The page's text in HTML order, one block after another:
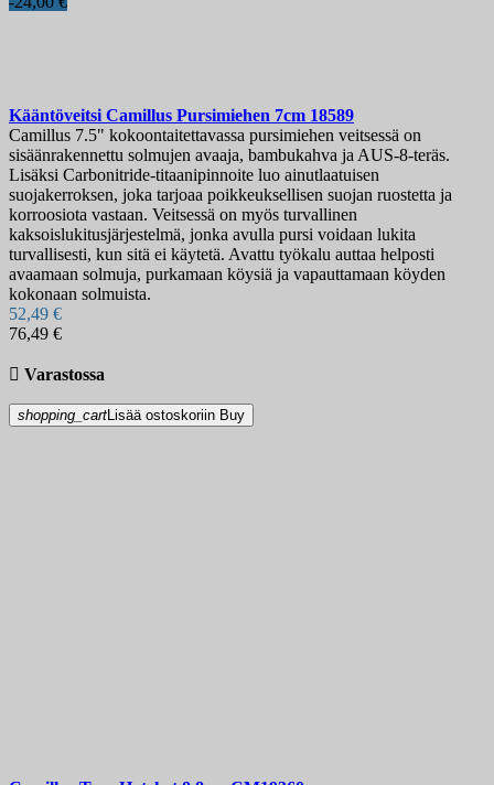
Kääntöveitsi Camillus Pursimiehen 7cm 18589
Camillus 7.5" kokoontaitettavassa pursimiehen veitsessä on
sisäänrakennettu solmujen avaaja, bambukahva ja AUS-8-teräs.
Lisäksi Carbonitride-titaanipinnoite luo ainutlaatuisen
suojakerroksen, joka tarjoaa poikkeuksellisen suojan ruostetta ja
korroosiota vastaan. Veitsessä on myös turvallinen
kaksoislukitusjärjestelmä, jonka avulla pursi voidaan lukita
turvallisesti, kun sitä ei käytetä. Avattu työkalu auttaa helposti
avaamaan solmuja, purkamaan köysiä ja vapauttamaan köyden
kokonaan solmuista.
52,49 €
76,49 €
 Varastossa
shopping_cartLisää ostoskoriin Buy